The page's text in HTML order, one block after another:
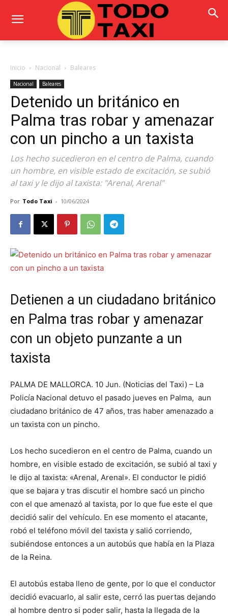
Inicio Nacional Baleares
Nacional Baleares
Detenido un británico en
Palma tras robar y amenazar
con un pincho a un taxista
Los hecho sucedieron en el centro de Palma, cuando
un hombre, en visible estado de excitación, se subió
al taxi y le dijo al taxista: "Arenal, Arenal"
Por Todo Taxi - 10/06/2024
Detienen a un ciudadano británico
en Palma tras robar y amenazar
con un objeto punzante a un
taxista
PALMA DE MALLORCA. 10 Jun. (Noticias del Taxi) – La
Policía Nacional detuvo el pasado jueves en Palma, aun
ciudadano británico de 47 años, tras haber amenazado a
un taxista con un pincho.
Los hecho sucedieron en el centro de Palma, cuando un
hombre, en visible estado de excitación, se subió al taxi y
le dijo al taxista: «Arenal, Arenal». El conductor le pidió
que se bajara y tras discutir el hombre sacó un pincho
con el que amenazó al taxista, por lo que fue este el que
decidió salir del vehículo. En ese momento el atacante,
robó el teléfono móvil del taxista y salió corriendo,
subiéndose entonces a un autobús que había en la Plaza
de la Reina.
El autobús estaba lleno de gente, por lo que el conductor
decidió evacuarlo, al salir este, cerró las puertas dejando
al hombre dentro si poder salir, hasta la llegada de la